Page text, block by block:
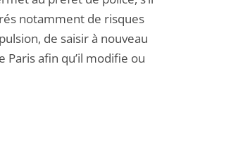
notamment de risques
de saisir à nouveau
afin qu’il modifie ou